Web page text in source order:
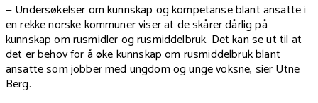
— Undersøkelser om kunnskap og kompetanse blant ansatte i
en rekke norske kommuner viser at de skårer dårlig på
kunnskap om rusmidler og rusmiddelbruk. Det kan se ut til at
det er behov for å øke kunnskap om rusmiddelbruk blant
ansatte som jobber med ungdom og unge voksne, sier Utne
Berg.